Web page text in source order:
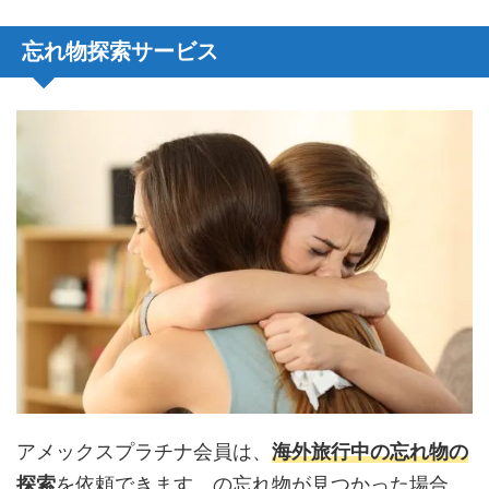
忘れ物探索サービス
アメックスプラチナ会員は、 海外旅行中の忘れ物の